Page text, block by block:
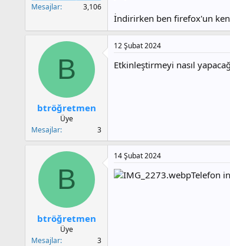
Mesajlar 3,106
İndirirken ben firefox'un
B
btröğretmen
Üye
Mesajlar
3
12 Şubat 2024
Etkinleştirmeyi nasıl
B
btröğretmen
Üye
Mesajlar
3
14 Şubat 2024
Telefon